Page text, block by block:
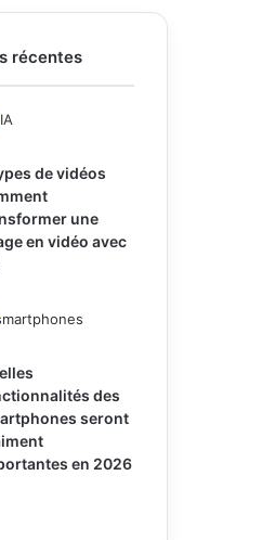
récentes
de vidéos
une
en vidéo avec
des
seront
en 2026